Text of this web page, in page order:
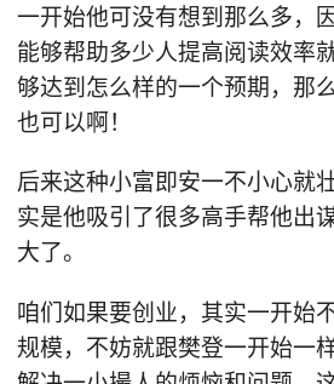
一开始他可没有想到那么多，
能够帮助多少人提高阅读效率
够达到怎么样的一个预期，那
也可以啊！
后来这种小富即安一不小心就
实是他吸引了很多高手帮他出
大了。
咱们如果要创业，其实一开始
规模，不妨就跟樊登一开始一